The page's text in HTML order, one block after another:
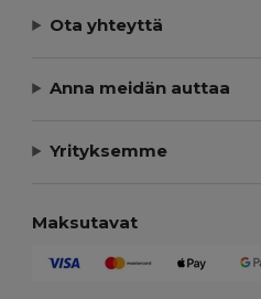
Ota yhteyttä
Anna meidän auttaa
Yrityksemme
Maksutavat